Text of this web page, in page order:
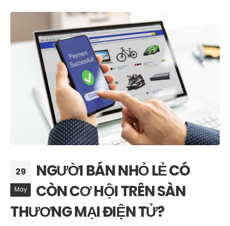
29
May
NGƯỜI BÁN NHỎ LẺ CÓ
CÒN CƠ HỘI TRÊN SÀN
THƯƠNG MẠI ĐIỆN TỬ?